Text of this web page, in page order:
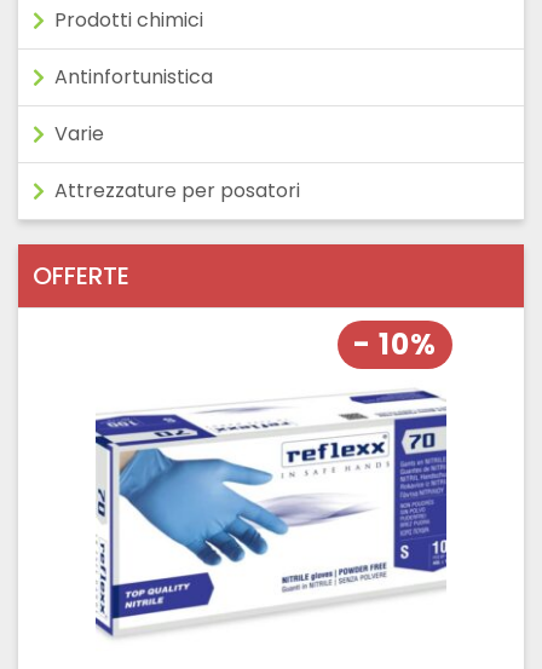
Prodotti chimici
Antinfortunistica
Varie
Attrezzature per posatori
OFFERTE
- 10%